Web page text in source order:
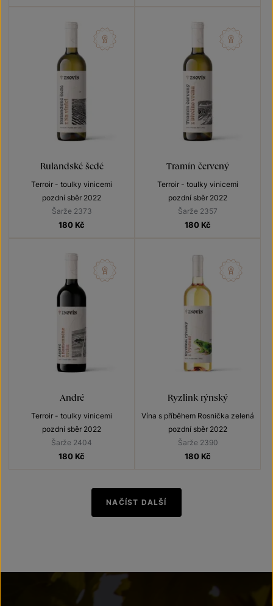
Rulandské šedé
Terroir - toulky vinicemi
pozdní sběr 2022
Šarže 2373
180 Kč
Tramín červený
Terroir - toulky vinicemi
pozdní sběr 2022
Šarže 2357
180 Kč
André
Terroir - toulky vinicemi
pozdní sběr 2022
Šarže 2404
180 Kč
Ryzlink rýnský
Vína s příběhem Rosnička zelená
pozdní sběr 2022
Šarže 2390
180 Kč
NAČÍST DALŠÍ